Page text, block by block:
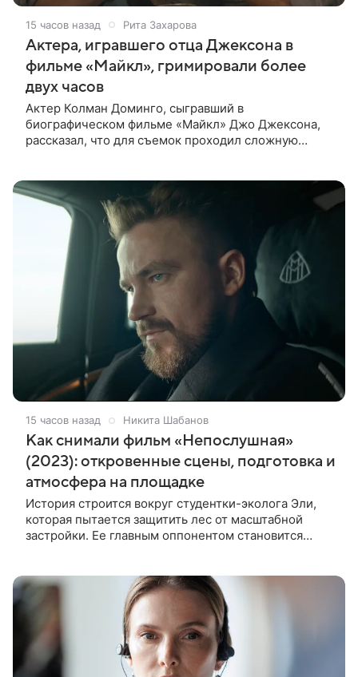
15 часов назад Рита Захарова
Актера, игравшего отца Джексона в
фильме «Майкл», гримировали более
двух часов
Актер Колман Доминго, сыгравший в
биографическом фильме «Майкл» Джо Джексона,
рассказал, что для съемок проходил сложную
15 часов назад Никита Шабанов
Как снимали фильм «Непослушная»
(2023): откровенные сцены, подготовка и
атмосфера на площадке
История строится вокруг студентки-эколога Эли,
которая пытается защитить лес от масштабной
застройки. Ее главным оппонентом становится